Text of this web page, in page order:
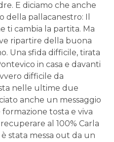
E diciamo che anche
della pallacanestro: Il
ti cambia la partita. Ma
ripartire della buona
Una sfida difficile, tirata
in casa e davanti
difficile da
nelle ultime due
anche un messaggio
tosta e viva
al 100% Carla
stata messa out da un